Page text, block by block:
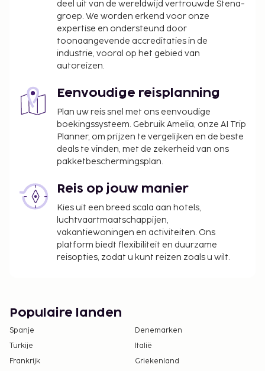
Deze lijst is mogelijk niet volledig. Toeslagen en
borgsommen zijn mogelijk excl. btw en kunnen
Ouders of wettelijke voogden die reizen met
inchecken de geboorteakte en een
identiteitsbewijs met foto (bijvoorbeeld een
paspoort) te overhandigen. Als er bij
internationale reizen naar Brazilië slechts één
van de ouders met een kind reist, dan dient hij
of zij, naast de geboorteakte en een
bekrachtigde brief te overhandigen waarin
toestemming gegeven wordt door de andere
ouder. Als de ouders of de wettelijke voogd niet
in staat of niet bereid zijn om deze
toestemming te presenteren, dan is er een
juridische toestemming nodig. Mensen die met
overleggen voor meer informatie.
Het zwembad is toegankelijk van 09.00 uur tot
20.00 uur.
Je hebt geen auto nodig om van en naar deze
accommodatie te reizen.
deel uit van de wereldwijd vertrouwde Stena-
groep. We worden erkend voor onze
expertise en ondersteund door
toonaangevende accreditaties in de
industrie, vooral op het gebied van
autoreizen.
Eenvoudige reisplanning
Plan uw reis snel met ons eenvoudige
boekingssysteem. Gebruik Amelia, onze AI Trip
Planner, om prijzen te vergelijken en de beste
deals te vinden, met de zekerheid van ons
pakketbeschermingsplan.
Reis op jouw manier
Kies uit een breed scala aan hotels,
luchtvaartmaatschappijen,
vakantiewoningen en activiteiten. Ons
platform biedt flexibiliteit en duurzame
reisopties, zodat u kunt reizen zoals u wilt.
Populaire landen
Spanje
Denemarken
Turkije
Italië
Frankrijk
Griekenland